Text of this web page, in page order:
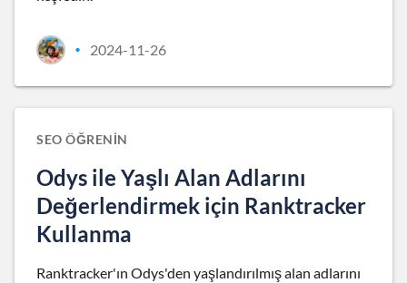
• 2024-11-26
SEO ÖĞRENIN
Odys ile Yaşlı Alan Adlarını
Değerlendirmek için Ranktracker
Kullanma
Ranktracker'ın Odys'den yaşlandırılmış alan adlarını